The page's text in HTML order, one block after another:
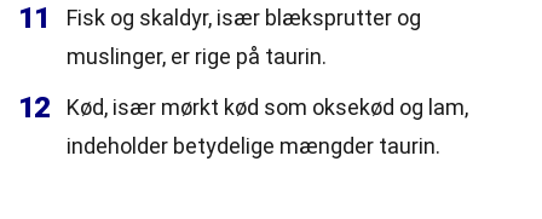
11
Fisk og skaldyr, især blæksprutter og
muslinger, er rige på taurin.
12
Kød, især mørkt kød som oksekød og lam,
indeholder betydelige mængder taurin.